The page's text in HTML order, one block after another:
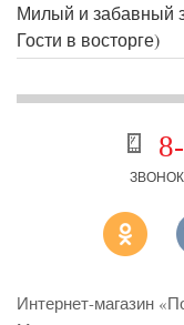
Милый и забавный
Гости в восторге)
Интернет-магазин